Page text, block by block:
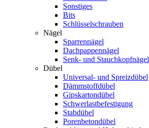
Sonstiges
Bits
Schlüsselschrauben
Nägel
Sparrennägel
Dachpappennägel
Senk- und Stauchkopfnägel
Dübel
Universal- und Spreizdübel
Dämmstoffdübel
Gipskartondübel
Schwerlastbefestigung
Stabdübel
Porenbetondübel